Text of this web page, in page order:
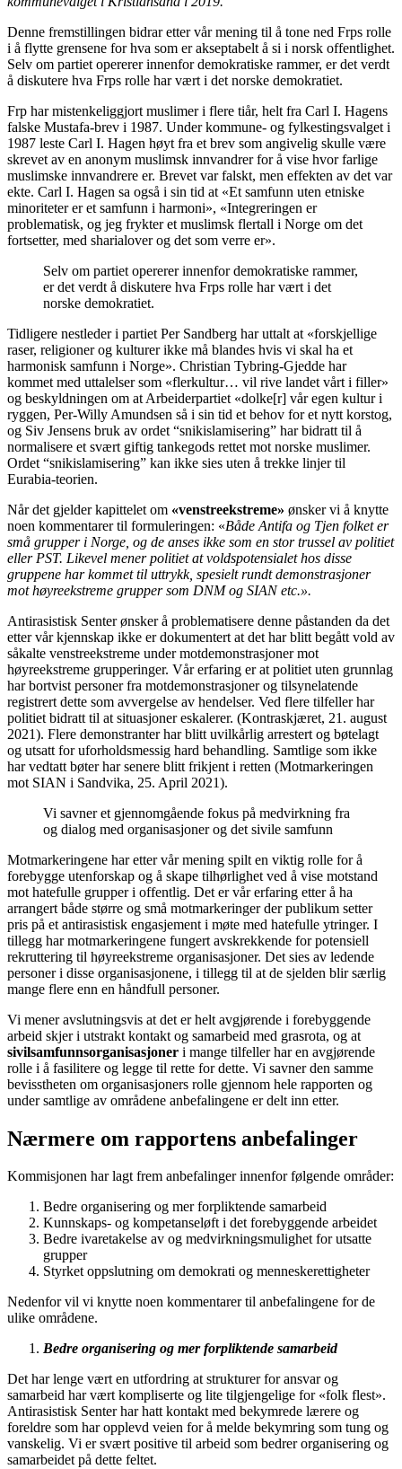
Denne fremstillingen bidrar etter vår mening til å tone ned Frps rolle
i å flytte grensene for hva som er akseptabelt å si i norsk offentlighet.
Selv om partiet opererer innenfor demokratiske rammer, er det verdt
å diskutere hva Frps rolle har vært i det norske demokratiet.
Frp har mistenkeliggjort muslimer i flere tiår, helt fra Carl I. Hagens
falske Mustafa-brev i 1987. Under kommune- og fylkestingsvalget i
1987 leste Carl I. Hagen høyt fra et brev som angivelig skulle være
skrevet av en anonym muslimsk innvandrer for å vise hvor farlige
muslimske innvandrere er. Brevet var falskt, men effekten av det var
ekte. Carl I. Hagen sa også i sin tid at «Et samfunn uten etniske
minoriteter er et samfunn i harmoni», «Integreringen er
problematisk, og jeg frykter et muslimsk flertall i Norge om det
fortsetter, med sharialover og det som verre er».
Selv om partiet opererer innenfor demokratiske rammer,
er det verdt å diskutere hva Frps rolle har vært i det
norske demokratiet.
Tidligere nestleder i partiet Per Sandberg har uttalt at «forskjellige
raser, religioner og kulturer ikke må blandes hvis vi skal ha et
harmonisk samfunn i Norge». Christian Tybring-Gjedde har
kommet med uttalelser som «flerkultur… vil rive landet vårt i filler»
og beskyldningen om at Arbeiderpartiet «dolke[r] vår egen kultur i
ryggen, Per-Willy Amundsen så i sin tid et behov for et nytt korstog,
og Siv Jensens bruk av ordet “snikislamisering” har bidratt til å
normalisere et svært giftig tankegods rettet mot norske muslimer.
Ordet “snikislamisering” kan ikke sies uten å trekke linjer til
Eurabia-teorien.
Når det gjelder kapittelet om «venstreekstreme» ønsker vi å knytte
noen kommentarer til formuleringen: «Både Antifa og Tjen folket er
små grupper i Norge, og de anses ikke som en stor trussel av politiet
eller PST. Likevel mener politiet at voldspotensialet hos disse
gruppene har kommet til uttrykk, spesielt rundt demonstrasjoner
mot høyreekstreme grupper som DNM og SIAN etc.».
Antirasistisk Senter ønsker å problematisere denne påstanden da det
etter vår kjennskap ikke er dokumentert at det har blitt begått vold av
såkalte venstreekstreme under motdemonstrasjoner mot
høyreekstreme grupperinger. Vår erfaring er at politiet uten grunnlag
har bortvist personer fra motdemonstrasjoner og tilsynelatende
registrert dette som avvergelse av hendelser. Ved flere tilfeller har
politiet bidratt til at situasjoner eskalerer. (Kontraskjæret, 21. august
2021). Flere demonstranter har blitt uvilkårlig arrestert og bøtelagt
og utsatt for uforholdsmessig hard behandling. Samtlige som ikke
har vedtatt bøter har senere blitt frikjent i retten (Motmarkeringen
mot SIAN i Sandvika, 25. April 2021).
Vi savner et gjennomgående fokus på medvirkning fra
og dialog med organisasjoner og det sivile samfunn
Motmarkeringene har etter vår mening spilt en viktig rolle for å
forebygge utenforskap og å skape tilhørlighet ved å vise motstand
mot hatefulle grupper i offentlig. Det er vår erfaring etter å ha
arrangert både større og små motmarkeringer der publikum setter
pris på et antirasistisk engasjement i møte med hatefulle ytringer. I
tillegg har motmarkeringene fungert avskrekkende for potensiell
rekruttering til høyreekstreme organisasjoner. Det sies av ledende
personer i disse organisasjonene, i tillegg til at de sjelden blir særlig
mange flere enn en håndfull personer.
Vi mener avslutningsvis at det er helt avgjørende i forebyggende
arbeid skjer i utstrakt kontakt og samarbeid med grasrota, og at
sivilsamfunnsorganisasjoner i mange tilfeller har en avgjørende
rolle i å fasilitere og legge til rette for dette. Vi savner den samme
bevisstheten om organisasjoners rolle gjennom hele rapporten og
under samtlige av områdene anbefalingene er delt inn etter.
Nærmere om rapportens anbefalinger
Kommisjonen har lagt frem anbefalinger innenfor følgende områder:
Bedre organisering og mer forpliktende samarbeid
Kunnskaps- og kompetanseløft i det forebyggende arbeidet
Bedre ivaretakelse av og medvirkningsmulighet for utsatte
grupper
Styrket oppslutning om demokrati og menneskerettigheter
Nedenfor vil vi knytte noen kommentarer til anbefalingene for de
ulike områdene.
Bedre organisering og mer forpliktende samarbeid
Det har lenge vært en utfordring at strukturer for ansvar og
samarbeid har vært kompliserte og lite tilgjengelige for «folk flest».
Antirasistisk Senter har hatt kontakt med bekymrede lærere og
foreldre som har opplevd veien for å melde bekymring som tung og
vanskelig. Vi er svært positive til arbeid som bedrer organisering og
samarbeidet på dette feltet.